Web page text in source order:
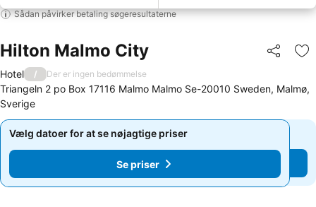
Sådan påvirker betaling søgeresultaterne
Hilton Malmo City Del
Hotel / Der er ingen bedømmelse
Triangeln 2 po Box 17116 Malmo Malmo Se-20010 Sweden, Malmø,
Sverige
Vælg datoer for at se nøjagtige priser
Se priser
Vælg datoer for at se nøjagtige priser
Se priser